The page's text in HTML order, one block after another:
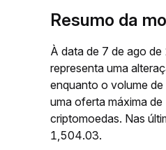
Resumo da
À data de 7 de ago
representa uma
enquanto o volume
uma oferta máxima
criptomoedas. Nas
1,504.03.